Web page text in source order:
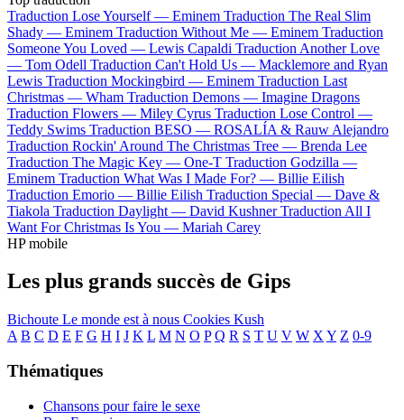
Traduction Lose Yourself — Eminem Traduction The Real Slim
Shady — Eminem Traduction Without Me — Eminem Traduction
Someone You Loved — Lewis Capaldi Traduction Another Love
— Tom Odell Traduction Can't Hold Us — Macklemore and Ryan
Lewis Traduction Mockingbird — Eminem Traduction Last
Christmas — Wham Traduction Demons — Imagine Dragons
Traduction Flowers — Miley Cyrus Traduction Lose Control —
Teddy Swims Traduction BESO — ROSALÍA & Rauw Alejandro
Traduction Rockin' Around The Christmas Tree — Brenda Lee
Traduction The Magic Key — One-T Traduction Godzilla —
Eminem Traduction What Was I Made For? — Billie Eilish
Traduction Emorio — Billie Eilish Traduction Special — Dave &
Tiakola Traduction Daylight — David Kushner Traduction All I
Want For Christmas Is You — Mariah Carey
HP mobile
Les plus grands succès de Gips
Bichoute Le monde est à nous Cookies Kush
A B C D E F G H I J K L M N O P Q R S T U V W X Y Z 0-9
Thématiques
Chansons pour faire le sexe